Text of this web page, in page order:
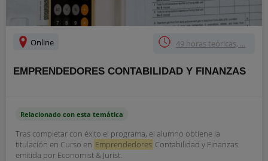
Online 49 horas teóricas, ...
EMPRENDEDORES CONTABILIDAD Y FINANZAS
Relacionado con esta temática
Tras completar con éxito el programa, el alumno obtiene la
titulación en Curso en Emprendedores Contabilidad y Finanzas
emitida por Economist & Jurist.